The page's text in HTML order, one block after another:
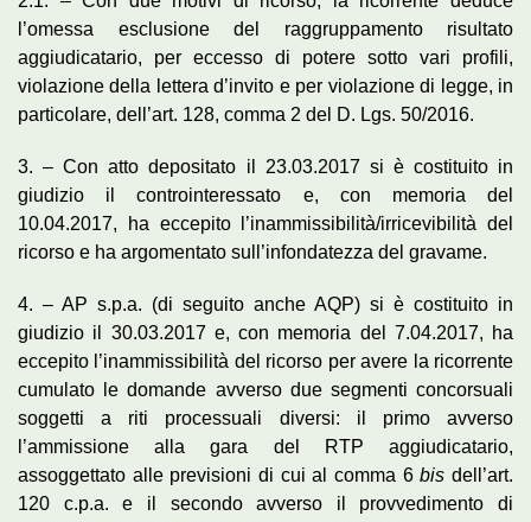
l’omessa esclusione del raggruppamento risultato
aggiudicatario, per eccesso di potere sotto vari profili,
violazione della lettera d’invito e per violazione di legge, in
particolare, dell’art. 128, comma 2 del D. Lgs. 50/2016.
3. – Con atto depositato il 23.03.2017 si è costituito in
giudizio il controinteressato e, con memoria del
10.04.2017, ha eccepito l’inammissibilità/irricevibilità del
ricorso e ha argomentato sull’infondatezza del gravame.
4. – AP s.p.a. (di seguito anche AQP) si è costituito in
giudizio il 30.03.2017 e, con memoria del 7.04.2017, ha
eccepito l’inammissibilità del ricorso per avere la ricorrente
cumulato le domande avverso due segmenti concorsuali
soggetti a riti processuali diversi: il primo avverso
l’ammissione alla gara del RTP aggiudicatario,
assoggettato alle previsioni di cui al comma 6bis dell’art.
120 c.p.a. e il secondo avverso il provvedimento di